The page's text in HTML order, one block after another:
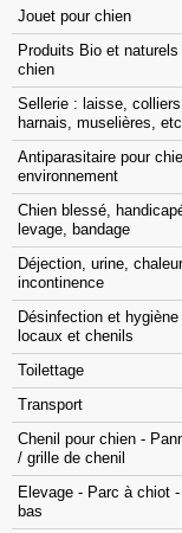
Jouet pour chien
Produits Bio et naturels
chien
Sellerie : laisse,
harnais, muselières,
Antiparasitaire pour
environnement
Chien blessé,
levage, bandage
Déjection, urine,
incontinence
Désinfection et hygiène
locaux et chenils
Toilettage
Transport
Chenil pour chien -
/ grille de chenil
Elevage - Parc à chiot
bas